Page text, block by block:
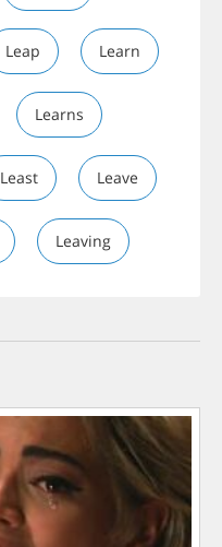
Leap Learn
Learns
Least Leave
Leaving